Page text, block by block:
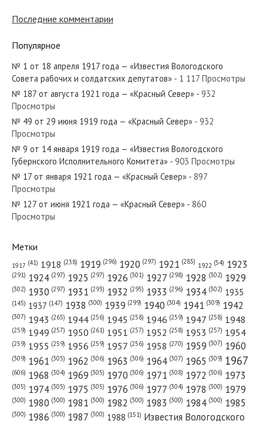
№ 134 от июня 1976 года — «Красный Север»
№ 27 от февраля 1946 года — «Красный Север»
№ 177 от августа 1934 года — «Красный Север»
№ 76 от апреля 1965 года — «Красный Север»
№ 106 от мая 1988 года — «Красный Север»
Последние комментарии
Популярное
№ 1 от 18 апреля 1917 года — «Известия Вологодского
Совета рабочих и солдатских депутатов» - 1 117 Просмотры
№ 187 от августа 1921 года — «Красный Север» - 932
Просмотры
№ 49 от 29 июня 1919 года — «Красный Север» - 932
Просмотры
№ 9 от 14 января 1919 года — «Известия Вологодского
Губернского Исполнительного Комитета» - 903 Просмотры
№ 17 от января 1921 года — «Красный Север» - 897
Просмотры
№ 127 от июня 1921 года — «Красный Север» - 860
Просмотры
Метки
1917 (41) 1918 (238) 1919 (296) 1920 (297) 1921 (285) 1922 (54) 1923
(291) 1924 (297) 1925 (297) 1926 (301) 1927 (298) 1928 (302) 1929
(302) 1930 (297) 1931 (293) 1932 (295) 1933 (296) 1934 (302) 1935
(145) 1937 (147) 1938 (300) 1939 (299) 1940 (304) 1941 (309) 1942
(307) 1943 (265) 1944 (256) 1945 (258) 1946 (259) 1947 (258) 1948
(259) 1949 (257) 1950 (261) 1951 (257) 1952 (258) 1953 (257) 1954
(259) 1955 (259) 1956 (259) 1957 (256) 1958 (270) 1959 (307) 1960
(309) 1961 (305) 1962 (306) 1963 (306) 1964 (307) 1965 (309) 1967
(606) 1968 (304) 1969 (305) 1970 (306) 1971 (308) 1972 (306) 1973
(305) 1974 (305) 1975 (305) 1976 (306) 1977 (304) 1978 (300) 1979
(300) 1980 (300) 1981 (300) 1982 (300) 1983 (300) 1984 (300) 1985
(300) 1986 (300) 1987 (300) 1988 (151) Известия Вологодского